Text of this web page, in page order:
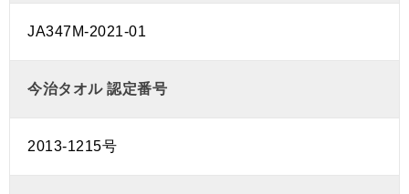
JA347M-2021-01
今治タオル 認定番号
2013-1215号